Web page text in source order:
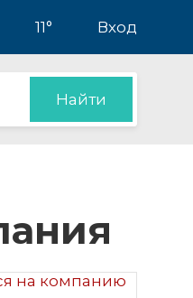
11° Вход
Найти
на компанию